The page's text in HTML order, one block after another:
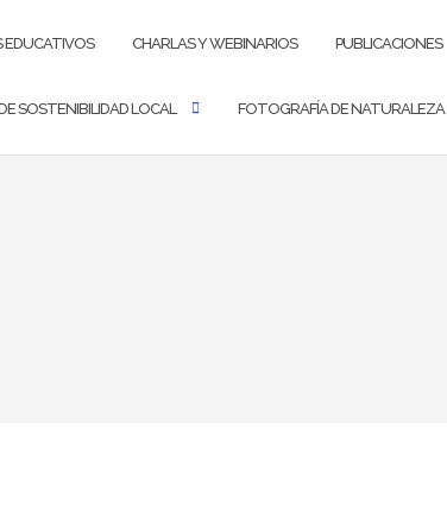
EDUCATIVOS CHARLAS Y WEBINARIOS PUBLICACIONES
SOSTENIBILIDAD LOCAL FOTOGRAFÍA DE NATURALEZA